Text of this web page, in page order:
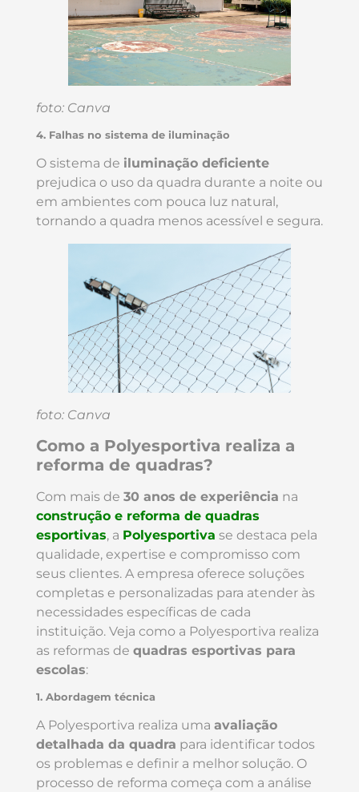
foto: Canva
4. Falhas no sistema de iluminação
O sistema de iluminação deficiente
prejudica o uso da quadra durante a noite ou
em ambientes com pouca luz natural,
tornando a quadra menos acessível e segura.
foto: Canva
Como a Polyesportiva realiza a
reforma de quadras?
Com mais de 30 anos de experiência na
construção e reforma de quadras
esportivas, a Polyesportiva se destaca pela
qualidade, expertise e compromisso com
seus clientes. A empresa oferece soluções
completas e personalizadas para atender às
necessidades específicas de cada
instituição. Veja como a Polyesportiva realiza
as reformas de quadras esportivas para
escolas:
1. Abordagem técnica
A Polyesportiva realiza uma avaliação
detalhada da quadra para identificar todos
os problemas e definir a melhor solução. O
processo de reforma começa com a análise